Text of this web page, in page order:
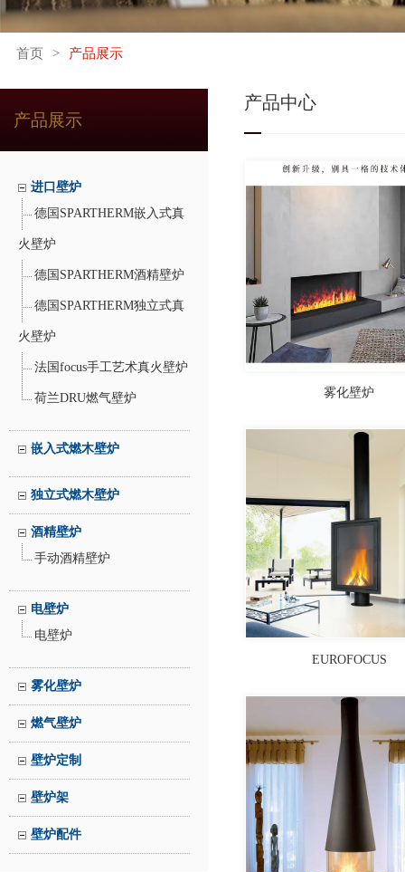
首页 > 产品展示
产品展示
进口壁炉
德国SPARTHERM嵌入式真
火壁炉
德国SPARTHERM酒精壁炉
德国SPARTHERM独立式真
火壁炉
法国focus手工艺术真火壁炉
荷兰DRU燃气壁炉
嵌入式燃木壁炉
独立式燃木壁炉
酒精壁炉
手动酒精壁炉
电壁炉
电壁炉
雾化壁炉
燃气壁炉
壁炉定制
壁炉架
壁炉配件
产品中心
雾化壁炉
EUROFOCUS